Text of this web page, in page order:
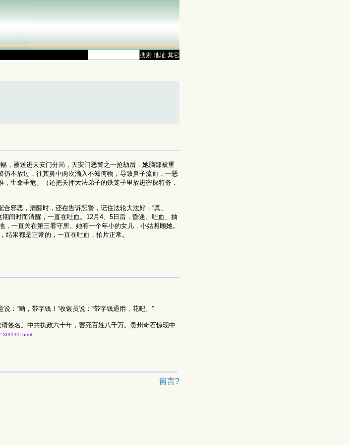
搜索 地址 其它
，被送进天安门分局，天安门恶警之一抢劫后，她脑部被重
不放过，往其鼻中两次滴入不知何物，导致鼻子流血，一恶
生命垂危。（还把关押大法弟子的铁笼子里放进密探特务，
邪恶，清醒时，还在告诉恶警，记住法轮大法好，“真、
间时而清醒，一直在吐血。12月4、5日后，昏迷、吐血、抽
一直关在第三看守所。她有一个年小的女儿，小姑照顾她。
果都是正常的，一直在吐血，拍片正常。
：“哟，带字钱！”收银员说：“带字钱通用，花吧。”
签名。中共执政六十年，害死百姓八千万。贵州奇石惊现中
309595.html
留言?